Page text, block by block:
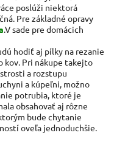
poslúži niektorá
Pre základné opravy
.V sade pre domácich
hodiť aj pílky na rezanie
kov. Pri nákupe takejto
a rozstupu
a kúpeľni, možno
potrubia, ktoré je
obsahovať aj rôzne
bude chytanie
oveľa jednoduchšie.